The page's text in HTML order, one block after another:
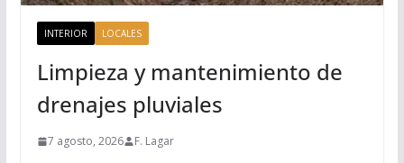
INTERIOR LOCALES
Limpieza y mantenimiento de
drenajes pluviales
7 agosto, 2026 F. Lagar